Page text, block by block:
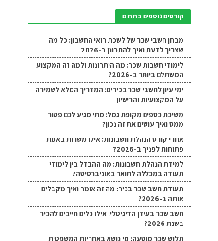
קורסים נוספים בתחום
מבחן חשבי שכר של לשכת רואי החשבון: כל מה
שצריך לדעת ואיך להתכונן ב-2026
לימודי חשבות שכר: מה היתרונות ולמה זה המקצוע
המשתלם ביותר ב-2026?
ימי עיון לחשבי שכר בכירים: המדריך המלא לשמירה
על המקצועיות והרישיון
משיכת כספים מקופת גמל: מתי מגיע לכם פטור
ממס ואיך עושים את זה נכון?
אחרי קורס הנהלת חשבונות: אילו משרות באמת
פתוחות לפניך ב-2026?
למידת הנהלת חשבונות: מה ההבדל בין לימודי
תעודה במכללה לתואר באוניברסיטה?
תעודת חשב שכר בכיר: מה זה אומר ואיך מקבלים
אותה ב-2026?
חשב שכר בעידן הדיגיטלי: אילו כלים חייבים להכיר
בשנת 2026?
תלוש שכר מוטעה: מי נושא באחריות המשפטית